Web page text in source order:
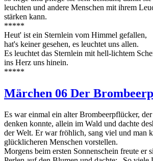
leuchten und andere Menschen mit ihrem
stärken kann.
*****
Heut' ist ein Sternlein vom Himmel gefallen,
hat's keiner gesehen, es leuchtet uns allen.
Es leuchtet das Sternlein mit hell-lichtem
ins Herz uns hinein.
*****
Märchen 06 Der
Es war einmal ein alter Brombeerpflücker,
denken konnte, allein im Wald und dachte
der Welt. Er war fröhlich, sang viel und man
glücklicheren Menschen vorstellen.
Morgens beim ersten Sonnenschein freute er